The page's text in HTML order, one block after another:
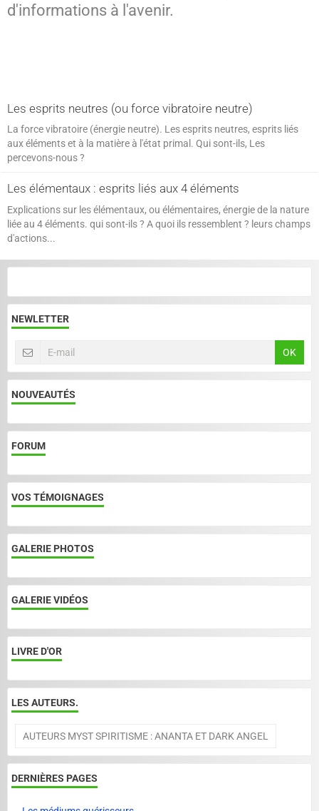
d'informations à l'avenir.
Les esprits neutres (ou force vibratoire neutre)
La force vibratoire (énergie neutre). Les esprits neutres, esprits liés
aux éléments et à la matière à l'état primal. Qui sont-ils, Les
percevons-nous ?
Les élémentaux : esprits liés aux 4 éléments
Explications sur les élémentaux, ou élémentaires, énergie de la nature
liée au 4 éléments. qui sont-ils ? A quoi ils ressemblent ? leurs champs
d'actions...
NEWLETTER
OK
NOUVEAUTÉS
FORUM
VOS TÉMOIGNAGES
GALERIE PHOTOS
GALERIE VIDÉOS
LIVRE D'OR
LES AUTEURS.
AUTEURS MYST SPIRITISME : ANANTA ET DARK ANGEL
DERNIÈRES PAGES